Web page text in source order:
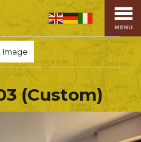
LOCO
Image
(Custom)